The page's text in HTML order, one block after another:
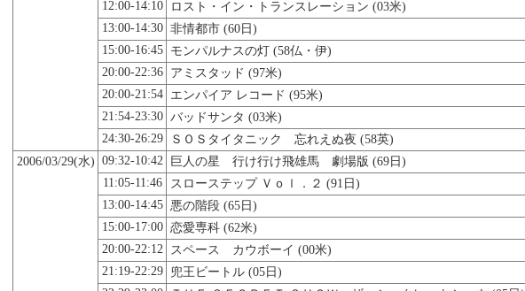
12:00-14:10
ロスト・イン・トランスレーション (03米)
13:00-14:30 非情都市 (60日)
15:00-16:45
モンパルナスの灯 (58仏・伊)
20:00-22:36
アミスタッド (97米)
20:00-21:54
エンパイア レコード (95米)
21:54-23:30 バッドサンタ (03米)
24:30-26:29
ＳＯＳタイタニック 忘れえぬ夜 (58英)
2006/03/29(水) 09:32-10:42 巨人の星 行け行け飛雄馬 劇場版 (69日)
11:05-11:46
スローステップ Ｖｏｌ．２ (91日)
13:00-14:45
悪の階段 (65日)
15:00-17:00 恋愛専科 (62米)
20:00-22:12
スペース カウボーイ (00米)
21:19-22:29
兜王ビートル (05日)